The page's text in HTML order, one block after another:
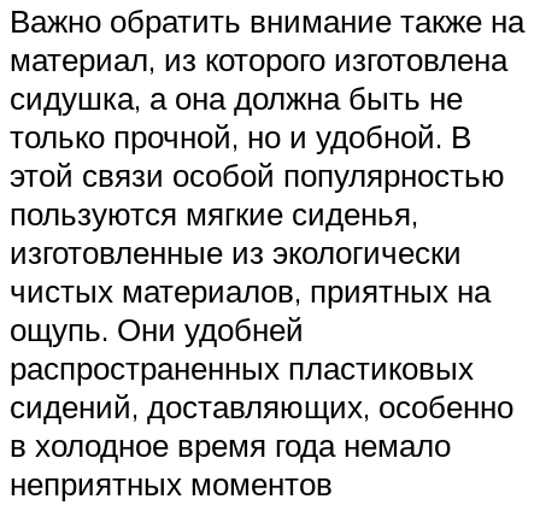
Важно обратить внимание также на
материал, из которого изготовлена
сидушка, а она должна быть не
только прочной, но и удобной. В
этой связи особой популярностью
пользуются мягкие сиденья,
изготовленные из экологически
чистых материалов, приятных на
ощупь. Они удобней
распространенных пластиковых
сидений, доставляющих, особенно
в холодное время года немало
неприятных моментов